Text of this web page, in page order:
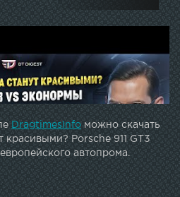
DragtimesInfoможно скачать
красивыми? Porsche 911 GT3
автопрома.